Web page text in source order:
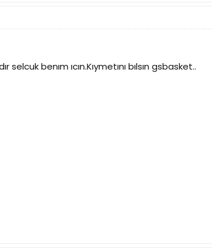
selcuk benım ıcın.Kıymetını bılsın gsbasket..